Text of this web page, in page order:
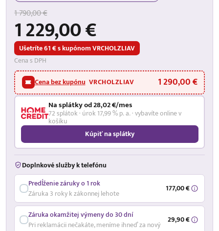
1 790,00 €
1 229,00 €
Ušetríte 61 € s kupónom VRCHOLZLIAV
Cena s DPH
Cena bez kupónu VRCHOLZLIAV 1 290,00 €
Na splátky od 28,02 €/mes
72 splátok · úrok 17,99 % p. a. · vybavíte online v
košíku
Kúpiť na splátky
Doplnkové služby k telefónu
Predĺženie záruky o 1 rok
Záruka 3 roky k zákonnej lehote
177,00 €
Záruka okamžitej výmeny do 30 dní
Pri reklamácii nečakáte, meníme ihneď za nový
29,90 €